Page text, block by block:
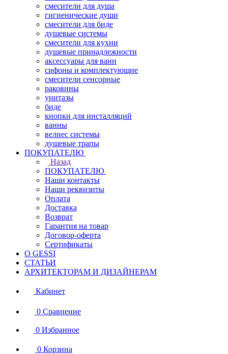
смесители для душа
гигиенические души
смесители для биде
душевые системы
смесители для кухни
душевые принадлежности
аксессуары для ванн
сифоны и комплектующие
смесители сенсорные
раковины
унитазы
биде
кнопки для инсталляций
ванны
велнес системы
душевые трапы
ПОКУПАТЕЛЮ
Назад
ПОКУПАТЕЛЮ
Наши контакты
Наши реквизиты
Оплата
Доставка
Возврат
Гарантия на товар
Договор-оферта
Сертификаты
О GESSI
СТАТЬИ
АРХИТЕКТОРАМ И ДИЗАЙНЕРАМ
Кабинет
0 Сравнение
0 Избранное
0 Корзина